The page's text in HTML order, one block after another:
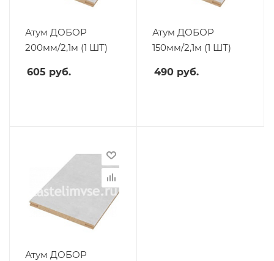
Атум ДОБОР
200мм/2,1м (1 ШТ)
605 руб.
Атум ДОБОР
150мм/2,1м (1 ШТ)
490 руб.
Атум ДОБОР